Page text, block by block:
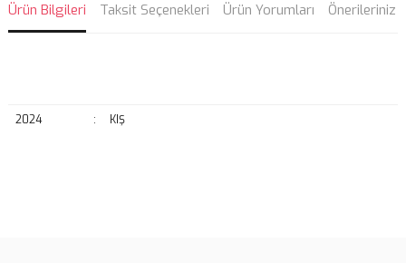
Ürün Bilgileri Taksit Seçenekleri Ürün Yorumları Önerileriniz
2024 : KIŞ